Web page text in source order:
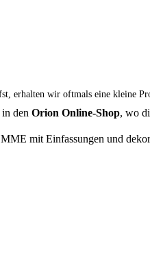
wir oftmals eine kleine
den Orion Online-Shop, wo
mit Einfassungen und